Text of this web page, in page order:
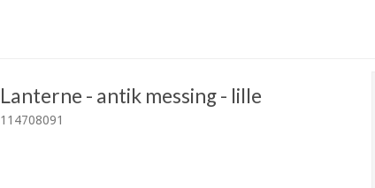
Lanterne - antik messing - lille
114708091